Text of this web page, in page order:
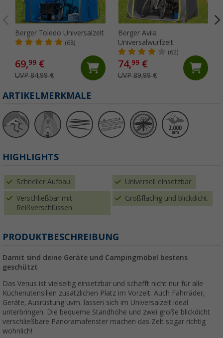
Berger Toledo Universalzelt
(68)
69,99 €
UVP 84,99 €
Berger Avila
Universalwurfzelt
(62)
74,99€
UVP 89,99 €
ARTIKELMERKMALE
HIGHLIGHTS
Schneller Aufbau Universell einsetzbar
Verschließbar mit
Reißverschlüssen
Großflächig und blickdicht
PRODUKTBESCHREIBUNG
Damit sind deine Geräte und Campingmöbel bestens
geschützt
Das Venus ist vielseitig einsetzbar und schafft nicht nur für alle
Küchenutensilien zusätzlichen Platz im Vorzelt. Auch Fahrräder,
Geräte, Ausrüstung uvm. lassen sich im Universalzelt ideal
unterbringen. Die bequeme Standhöhe und zwei große blickdicht
verschließbare Panoramafenster machen das Zelt sogar richtig
wohnlich!